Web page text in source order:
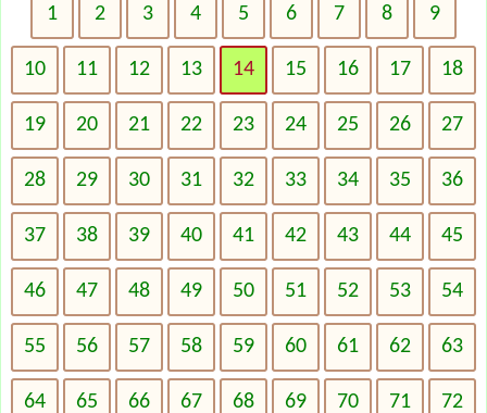
1 2 3 4 5 6 7 8 9
10 11 12 13 14 15 16 17 18
19 20 21 22 23 24 25 26 27
28 29 30 31 32 33 34 35 36
37 38 39 40 41 42 43 44 45
46 47 48 49 50 51 52 53 54
55 56 57 58 59 60 61 62 63
64 65 66 67 68 69 70 71 72